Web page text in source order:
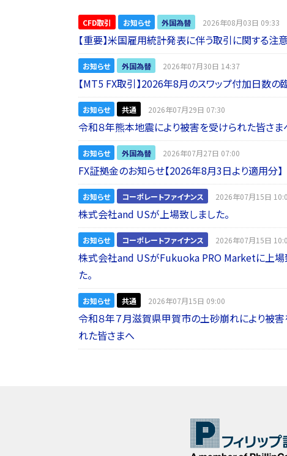
CFD取引 お知らせ 外国為替 2026年08月03日 09:33
【重要】米国雇用統計発表に伴う取引に関する注
お知らせ 外国為替 2026年07月30日 14:37
【MT5 FX取引】2026年8月のスワップ付加日数の
お知らせ 共通 2026年07月29日 07:30
令和８年熊本地震により被害を受けられた皆さま
お知らせ 外国為替 2026年07月27日 07:00
FX証拠金のお知らせ【2026年8月3日より適用分】
お知らせ コーポレートファイナンス 2026年07月15日
株式会社and USが上場致しました。
お知らせ コーポレートファイナンス 2026年07月15日
株式会社and USがFukuoka PRO Marketに上場
た。
お知らせ 共通 2026年07月15日 09:00
令和８年７月滋賀県甲賀市の土砂崩れにより被
れた皆さまへ